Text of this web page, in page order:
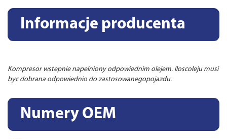
Informacje producenta
Kompresor wstepnie napelniony odpowiednim olejem. Iloscoleju musi
byc dobrana odpowiednio do zastosowanegopojazdu.
Numery OEM